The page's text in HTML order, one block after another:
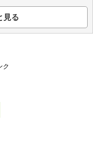
見る
ク